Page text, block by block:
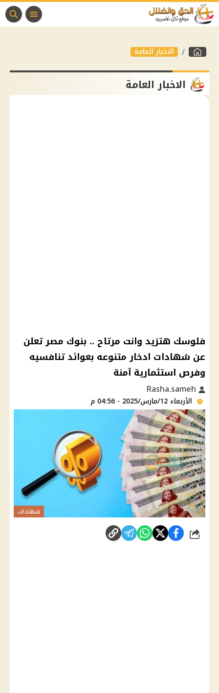
الاخبار العامة
الاخبار العامة
فلوسك هتزيد وانت مرتاح .. بنوك مصر تعلن
عن شهادات ادخار متنوعه بعوائد تنافسيه
وفرص استثمارية آمنة
الأربعاء 12/مارس/2025 - 04:56 م
شهادات
شارك